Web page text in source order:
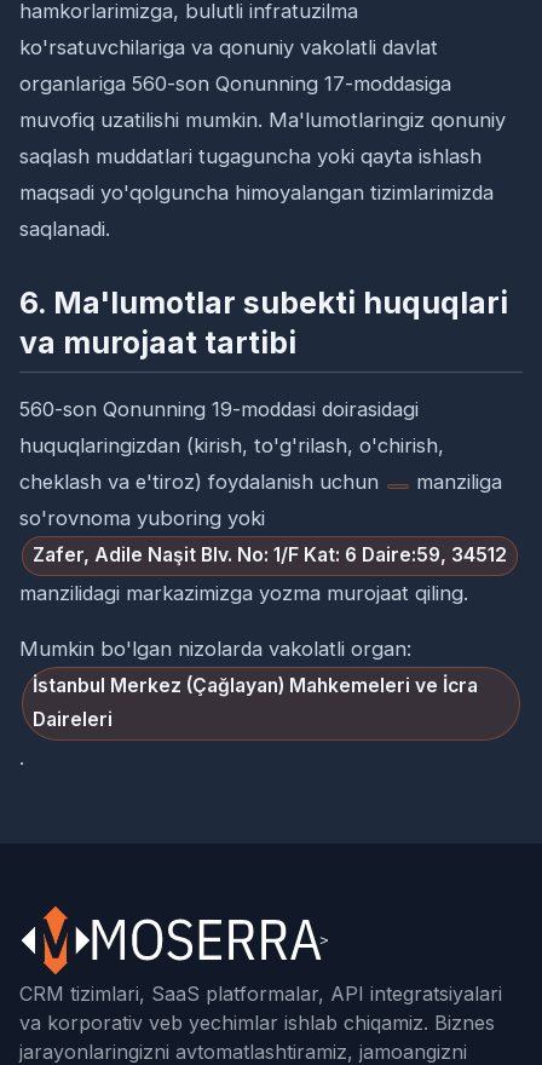
hamkorlarimizga, bulutli infratuzilma
ko'rsatuvchilariga va qonuniy vakolatli davlat
organlariga 560-son Qonunning 17-moddasiga
muvofiq uzatilishi mumkin. Ma'lumotlaringiz qonuniy
saqlash muddatlari tugaguncha yoki qayta ishlash
maqsadi yo'qolguncha himoyalangan tizimlarimizda
saqlanadi.
6. Ma'lumotlar subekti huquqlari
va murojaat tartibi
560-son Qonunning 19-moddasi doirasidagi
huquqlaringizdan (kirish, to'g'rilash, o'chirish,
cheklash va e'tiroz) foydalanish uchun
manziliga
so'rovnoma yuboring yoki
Zafer, Adile Naşit Blv. No: 1/F Kat: 6 Daire:59, 34512
manzilidagi markazimizga yozma murojaat qiling.
Mumkin bo'lgan nizolarda vakolatli organ:
İstanbul Merkez (Çağlayan) Mahkemeleri ve İcra
Daireleri
.
CRM tizimlari, SaaS platformalar, API integratsiyalari
va korporativ veb yechimlar ishlab chiqamiz. Biznes
jarayonlaringizni avtomatlashtiramiz, jamoangizni